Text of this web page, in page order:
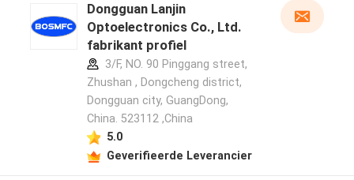
Dongguan Lanjin
Optoelectronics Co., Ltd.
fabrikant profiel
3/F, NO. 90 Pinggang street,
Zhushan , Dongcheng district,
Dongguan city, GuangDong,
China. 523112 ,China
5.0
Geverifieerde Leverancier